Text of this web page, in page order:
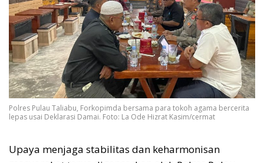
Polres Pulau Taliabu, Forkopimda bersama para tokoh agama bercerita
lepas usai Deklarasi Damai. Foto: La Ode Hizrat Kasim/cermat
Upaya menjaga stabilitas dan keharmonisan